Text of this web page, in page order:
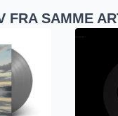
FRA SAMME